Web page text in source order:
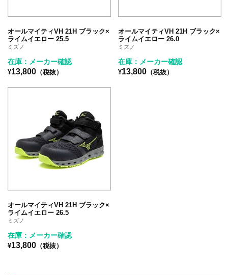
オールマイティVH 21H ブラック×
ライムイエロー 25.5
ミズノ
在庫：メーカー確認
¥13,800 （税抜）
オールマイティVH 21H ブラック×
ライムイエロー 26.0
ミズノ
在庫：メーカー確認
¥13,800 （税抜）
オールマイティVH 21H ブラック×
ライムイエロー 26.5
ミズノ
在庫：メーカー確認
¥13,800 （税抜）